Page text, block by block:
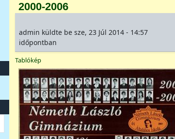
2000-2006
admin küldte be sze, 23 Júl 2014 - 14:57
időpontban
Tablókép